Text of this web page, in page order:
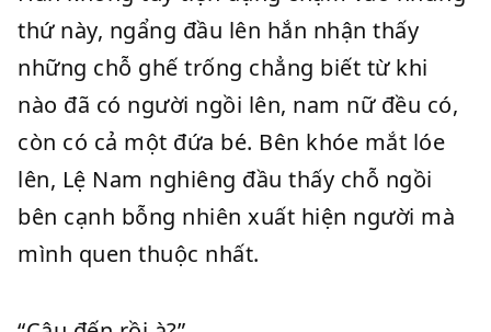
thứ này, ngẩng đầu lên hắn nhận thấy
những chỗ ghế trống chẳng biết từ khi
nào đã có người ngồi lên, nam nữ đều có,
còn có cả một đứa bé. Bên khóe mắt lóe
lên, Lệ Nam nghiêng đầu thấy chỗ ngồi
bên cạnh bỗng nhiên xuất hiện người mà
mình quen thuộc nhất.